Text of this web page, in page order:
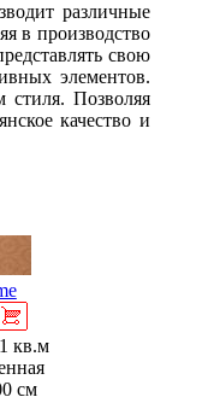
различные
в производство
свою
элементов.
стиля. Позволяя
качество и
кв.м
см